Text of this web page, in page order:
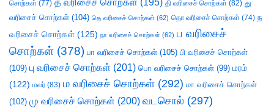
சொற்கள் (77) த வரிசைச் சொற்கள் (195) தி வரிசைச் சொற்கள் (82) து
வரிசைச் சொற்கள் (104) தெ வரிசைச் சொற்கள் (62) தொ வரிசைச் சொற்கள் (74) ந
வரிசைச் சொற்கள் (125) நா வரிசைச் சொற்கள் (62) ப வரிசைச்
சொற்கள் (378) பா வரிசைச் சொற்கள் (105) பி வரிசைச் சொற்கள்
(109) பு வரிசைச் சொற்கள் (201) பொ வரிசைச் சொற்கள் (99) மரம்
(122) மலர் (83) ம வரிசைச் சொற்கள் (292) மா வரிசைச் சொற்கள்
(102) மு வரிசைச் சொற்கள் (200) வடசொல் (297)